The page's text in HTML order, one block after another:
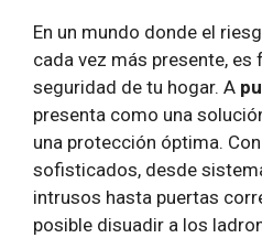
En un mundo donde el
cada vez más presente,
seguridad de tu hogar. A
presenta como una
una protección óptima.
sofisticados, desde
intrusos hasta puertas
posible disuadir a los